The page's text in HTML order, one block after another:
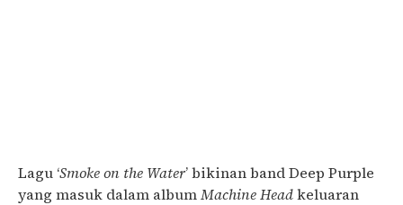
Lagu ‘Smoke on the Water’ bikinan band Deep Purple
yang masuk dalam albumMachine Headkeluaran